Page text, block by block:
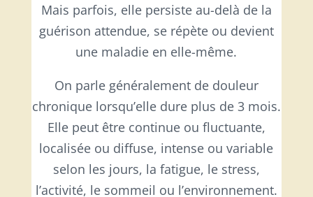
Mais parfois, elle persiste au-delà de la
guérison attendue, se répète ou devient
une maladie en elle-même.
On parle généralement de douleur
chronique lorsqu’elle dure plus de 3 mois.
Elle peut être continue ou fluctuante,
localisée ou diffuse, intense ou variable
selon les jours, la fatigue, le stress,
l’activité, le sommeil ou l’environnement.